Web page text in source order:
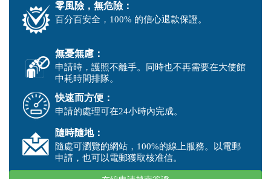
零風險，無危險：
百分百安全，100% 的信心退款保證。
無憂無慮：
申請時，護照不離手。同時也不再需要在大使館
中耗時間排隊。
快速而方便：
申請的處理可在24小時內完成。
隨時隨地：
隨處可瀏覽的網站，100%的線上服務。以電郵
申請，也可以電郵獲取核准信。